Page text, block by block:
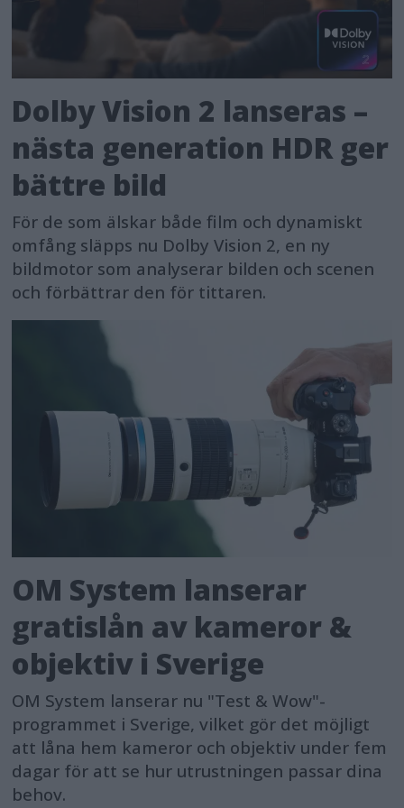
Dolby Vision 2 lanseras –
nästa generation HDR ger
bättre bild
För de som älskar både film och dynamiskt
omfång släpps nu Dolby Vision 2, en ny
bildmotor som analyserar bilden och scenen
och förbättrar den för tittaren.
OM System lanserar
gratislån av kameror &
objektiv i Sverige
OM System lanserar nu "Test & Wow"-
programmet i Sverige, vilket gör det möjligt
att låna hem kameror och objektiv under fem
dagar för att se hur utrustningen passar dina
behov.